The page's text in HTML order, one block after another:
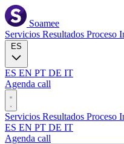
Soamee
Servicios Resultados Proceso
ES EN PT DE IT
Agenda call
Servicios Resultados Proceso
ES EN PT DE IT
Agenda call